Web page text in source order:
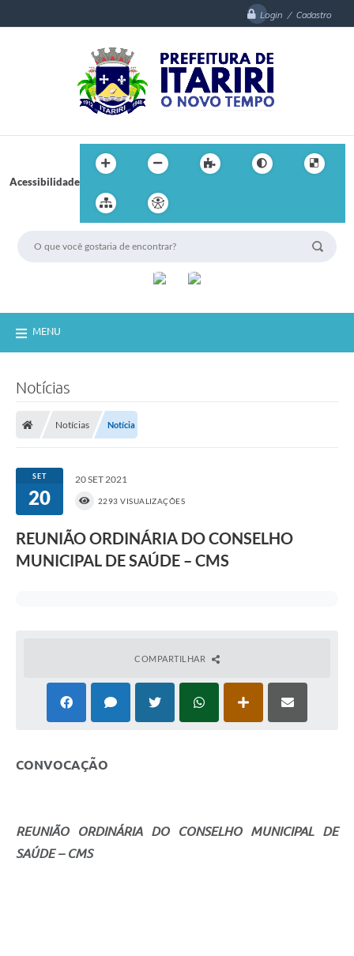
Login / Cadastro
Acessibilidade
MENU
Notícias
Notícias Notícia
SET
20
20 SET 2021
2293 VISUALIZAÇÕES
REUNIÃO ORDINÁRIA DO CONSELHO
MUNICIPAL DE SAÚDE – CMS
COMPARTILHAR
CONVOCAÇÃO
REUNIÃO ORDINÁRIA DO CONSELHO MUNICIPAL DE
SAÚDE – CMS